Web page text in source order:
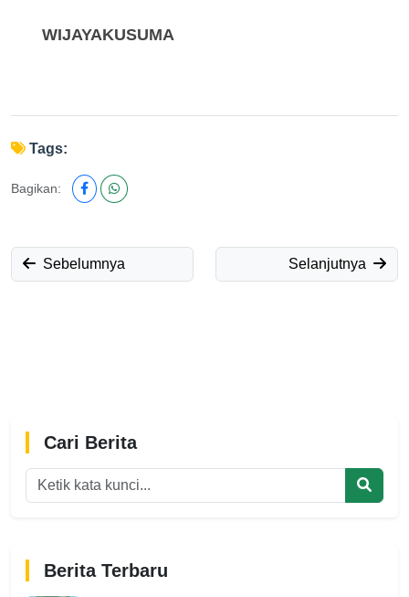
WIJAYAKUSUMA
Tags:
Bagikan:
Sebelumnya Selanjutnya
Cari Berita
Berita Terbaru